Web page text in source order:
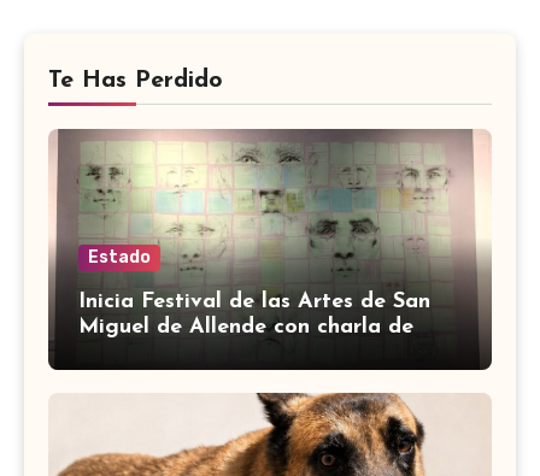
Te Has Perdido
Estado
Inicia Festival de las Artes de San
Miguel de Allende con charla de